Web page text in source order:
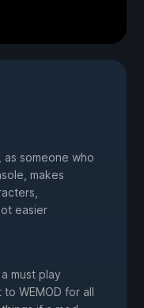
someone who
makes
easier
must play
WEMOD for all